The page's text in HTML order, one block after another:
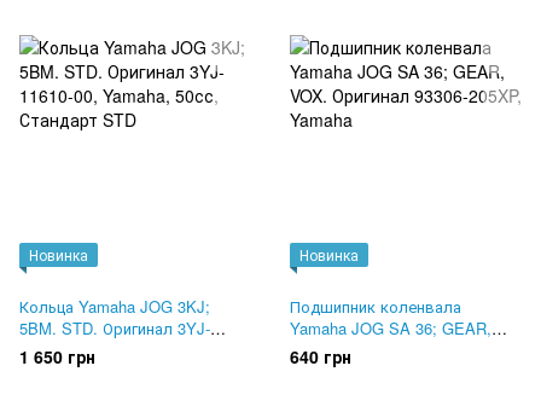
Новинка
Кольца Yamaha JOG 3KJ;
5BM. STD. Оригинал 3YJ-
11610-00
1 650 грн
Новинка
Подшипник коленвала
Yamaha JOG SA 36; GEAR,
VOX. Оригинал 93306-205XP
640 грн